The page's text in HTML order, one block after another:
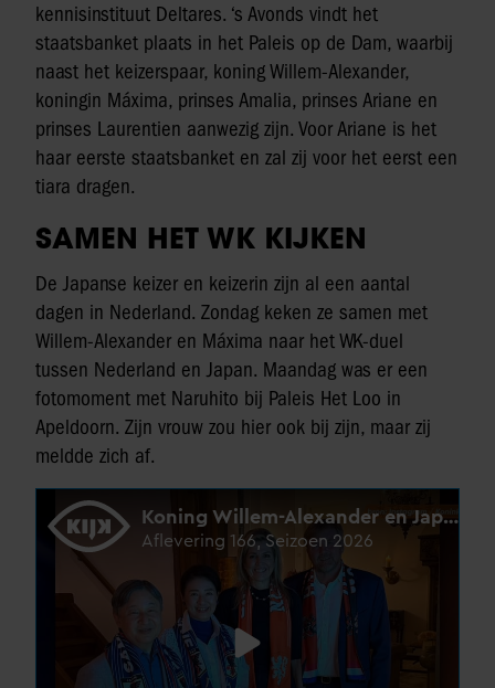
kennisinstituut Deltares. ‘s Avonds vindt het
staatsbanket plaats in het Paleis op de Dam, waarbij
naast het keizerspaar, koning Willem-Alexander,
koningin Máxima, prinses Amalia, prinses Ariane en
prinses Laurentien aanwezig zijn. Voor Ariane is het
haar eerste staatsbanket en zal zij voor het eerst een
tiara dragen.
SAMEN HET WK KIJKEN
De Japanse keizer en keizerin zijn al een aantal
dagen in Nederland. Zondag keken ze samen met
Willem-Alexander en Máxima naar het WK-duel
tussen Nederland en Japan. Maandag was er een
fotomoment met Naruhito bij Paleis Het Loo in
Apeldoorn. Zijn vrouw zou hier ook bij zijn, maar zij
meldde zich af.